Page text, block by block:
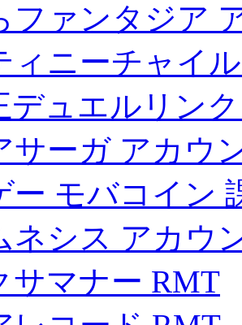
ファンタジア
ィニーチャイ
デュエルリン
サーガ アカウ
ー モバコイン
ネシス アカウ
サマナー RMT